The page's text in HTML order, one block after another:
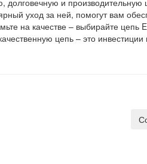
и производительную
уход за ней, помогут вам
на качестве – выбирайте цепь
цепь – это